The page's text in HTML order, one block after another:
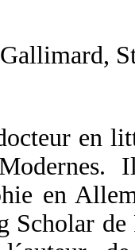
en
en
Scholar